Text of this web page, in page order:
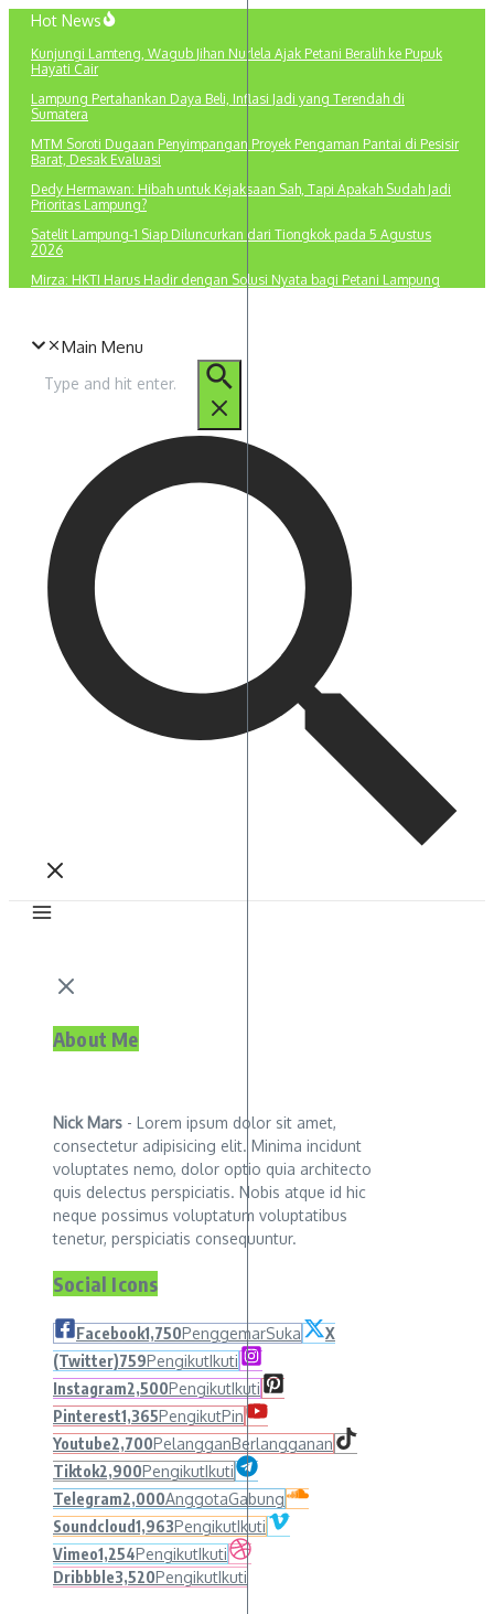
Lewati
konten
Hot News
Kunjungi Lamteng, Wagub Jihan Nurlela Ajak Petani Beralih ke Pupuk
Hayati Cair
Lampung Pertahankan Daya Beli, Inflasi Jadi yang Terendah di
Sumatera
MTM Soroti Dugaan Penyimpangan Proyek Pengaman Pantai di Pesisir
Barat, Desak Evaluasi
Dedy Hermawan: Hibah untuk Kejaksaan Sah, Tapi Apakah Sudah Jadi
Prioritas Lampung?
Satelit Lampung-1 Siap Diluncurkan dari Tiongkok pada 5 Agustus
2026
Mirza: HKTI Harus Hadir dengan Solusi Nyata bagi Petani Lampung
Main Menu
untuk:
About Me
Nick Mars - Lorem ipsum dolor sit amet,
consectetur adipisicing elit. Minima incidunt
voluptates nemo, dolor optio quia architecto
quis delectus perspiciatis. Nobis atque id hic
neque possimus voluptatum voluptatibus
tenetur, perspiciatis consequuntur.
Social Icons
Facebook1,750PenggemarSuka
X
(Twitter)759PengikutIkuti
Instagram2,500PengikutIkuti
Pinterest1,365PengikutPin
Youtube2,700PelangganBerlangganan
Tiktok2,900PengikutIkuti
Telegram2,000AnggotaGabung
Soundcloud1,963PengikutIkuti
Vimeo1,254PengikutIkuti
Dribbble3,520PengikutIkuti